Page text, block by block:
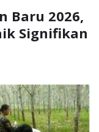
Baru 2026,
Signifikan